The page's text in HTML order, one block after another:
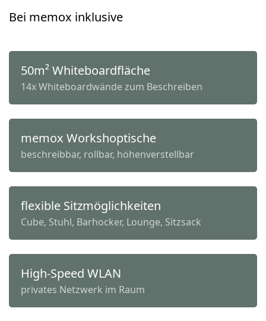
Bei memox inklusive
50m² Whiteboardfläche
14x Whiteboardwände zum Beschreiben
memox Workshoptische
beschreibbar, rollbar, höhenverstellbar
flexible Sitzmöglichkeiten
Cube, Stuhl, Barhocker, Lounge, Sitzsack
High-Speed WLAN
privates Netzwerk im Raum